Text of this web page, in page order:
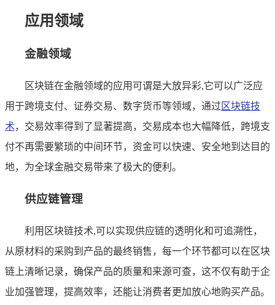
应用领域
金融领域
区块链在金融领域的应用可谓是大放异彩,它可以广泛应
用于跨境支付、证券交易、数字货币等领域，通过 区块链技
术，交易效率得到了显著提高，交易成本也大幅降低，跨境支
付不再需要繁琐的中间环节，资金可以快速、安全地到达目的
地，为全球金融交易带来了极大的便利。
供应链管理
利用区块链技术,可以实现供应链的透明化和可追溯性，
从原材料的采购到产品的最终销售，每一个环节都可以在区块
链上清晰记录，确保产品的质量和来源可查，这不仅有助于企
业加强管理，提高效率，还能让消费者更加放心地购买产品。